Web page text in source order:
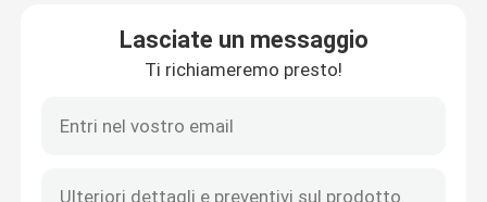
Fiala di vetro borosilicato
fiale di vetro tubolari
Lasciate un messaggio
Ti richiameremo presto!